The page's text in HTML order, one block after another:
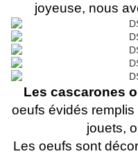
joyeuse, nous
Les cascarones
oeufs évidés
jouets,
Les oeufs sont